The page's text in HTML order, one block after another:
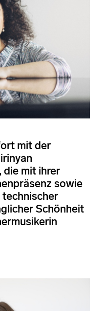
mit der
die mit ihrer
sowie
Schönheit